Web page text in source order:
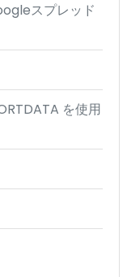
スプレッド
を使用